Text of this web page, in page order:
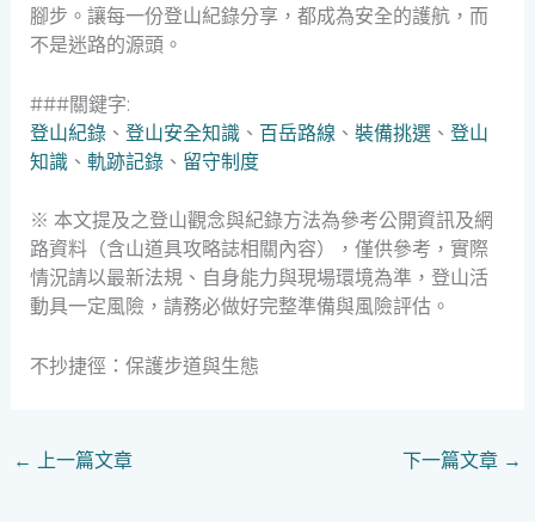
腳步。讓每一份登山紀錄分享，都成為安全的護航，而
不是迷路的源頭。
###關鍵字:
登山紀錄、 登山安全知識、 百岳路線 、 裝備挑選、 登山
知識、 軌跡記錄、 留守制度
※ 本文提及之登山觀念與紀錄方法為參考公開資訊及網
路資料（含山道具攻略誌相關內容），僅供參考，實際
情況請以最新法規、自身能力與現場環境為準，登山活
動具一定風險，請務必做好完整準備與風險評估。
不抄捷徑：保護步道與生態
← 上一篇文章 下一篇文章 →